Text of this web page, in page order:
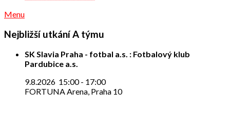
Menu
Nejbližší utkání A týmu
SK Slavia Praha - fotbal a.s. : Fotbalový klub
Pardubice a.s.
9.8.2026 15:00- 17:00
FORTUNA Arena, Praha 10